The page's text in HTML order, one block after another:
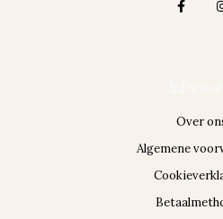
Over
Algemene